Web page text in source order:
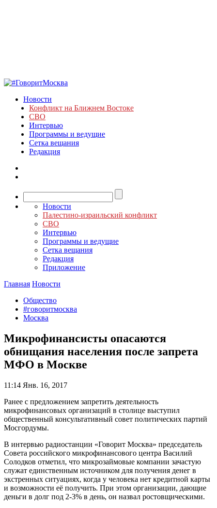
Новости
Конфликт на Ближнем Востоке
СВО
Интервью
Программы и ведущие
Сетка вещания
Редакция
Новости
Палестино-израильский конфликт
СВО
Интервью
Программы и ведущие
Сетка вещания
Редакция
Приложение
Главная Новости
Общество
#говоритмосква
Москва
Микрофинансисты опасаются
обнищания населения после запрета
МФО в Москве
11:14 Янв. 16, 2017
Ранее с предложением запретить деятельность
микрофинансовых организаций в столице выступил
общественный консультативный совет политических партий
Мосгордумы.
В интервью радиостанции «Говорит Москва» председатель
Совета российского микрофинансового центра Василий
Солодков отметил, что микрозаймовые компании зачастую
служат единственным источником для получения денег в
экстренных ситуациях, когда у человека нет кредитной карты
и возможности её получить. При этом организации, дающие
деньги в долг под 2-3% в день, он назвал ростовщическими.